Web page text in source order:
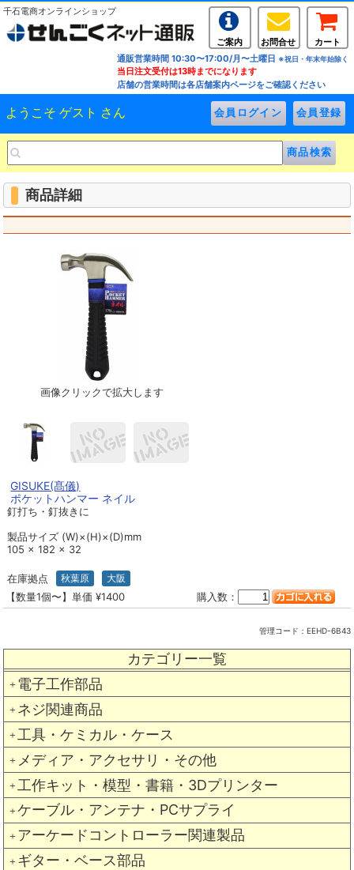
千石電商オンラインショップ
ご案内 お問合せ
カート
通販営業時間 10:30〜17:00/月〜土曜日 ※祝日・年末年始除く
当日注文受付は13時までになります
店舗の営業時間は各店舗案内ページをご確認ください
ようこそ ゲスト さん
カテゴリー一覧
＋ 電子工作部品
＋ ネジ関連商品
＋ 工具・ケミカル・ケース
＋ メディア・アクセサリ・その他
＋ 工作キット・模型・書籍・3Dプリンター
＋ ケーブル・アンテナ・PCサプライ
＋ アーケードコントローラー関連製品
＋ ギター・ベース部品
商品詳細
画像クリックで拡大します
GISUKE(髙儀)
ポケットハンマー ネイル
釘打ち・釘抜きに
製品サイズ (W)×(H)×(D)mm
105 × 182 × 32
在庫拠点 秋葉原 大阪
【数量1個〜】単価 ¥1400 購入数：
管理コード： EEHD-6B43